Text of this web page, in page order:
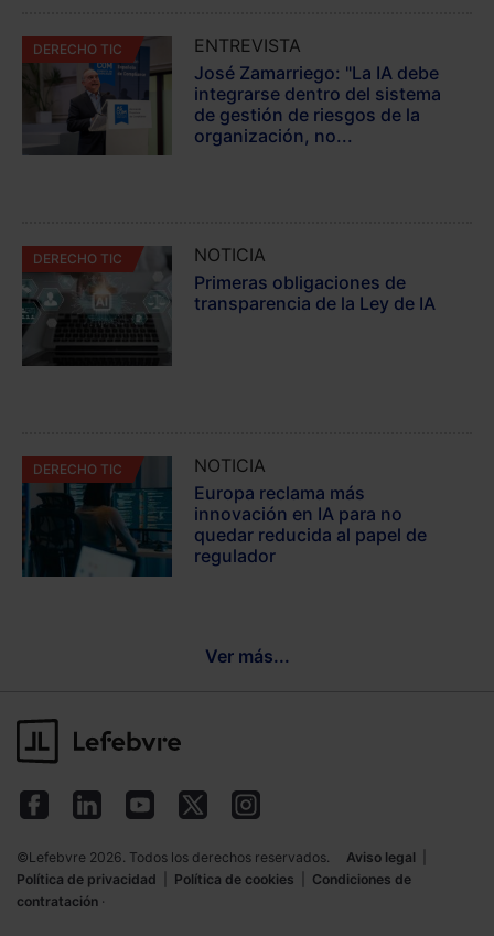
DERECHO TIC
ENTREVISTA
José Zamarriego: "La IA debe
integrarse dentro del sistema
de gestión de riesgos de la
organización, no...
DERECHO TIC
NOTICIA
Primeras obligaciones de
transparencia de la Ley de IA
DERECHO TIC
NOTICIA
Europa reclama más
innovación en IA para no
quedar reducida al papel de
regulador
Ver más...
©Lefebvre 2026. Todos los derechos reservados. Aviso legal
Política de privacidad
Política de cookies
Condiciones de
contratación ·